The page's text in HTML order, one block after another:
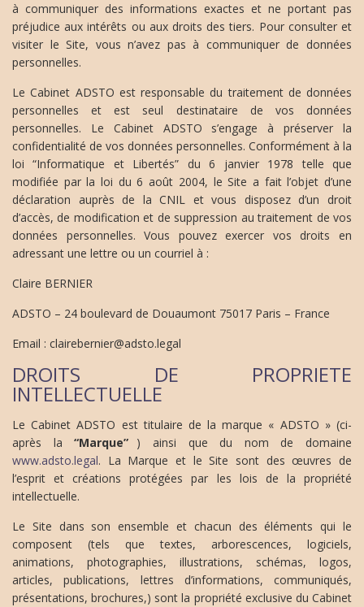
à communiquer des informations exactes et ne portant pas
préjudice aux intérêts ou aux droits des tiers. Pour consulter et
visiter le Site, vous n’avez pas à communiquer de données
personnelles.
Le Cabinet ADSTO est responsable du traitement de données
personnelles et est seul destinataire de vos données
personnelles. Le Cabinet ADSTO s’engage à préserver la
confidentialité de vos données personnelles. Conformément à la
loi “Informatique et Libertés” du 6 janvier 1978 telle que
modifiée par la loi du 6 août 2004, le Site a fait l’objet d’une
déclaration auprès de la CNIL et vous disposez d’un droit
d’accès, de modification et de suppression au traitement de vos
données personnelles. Vous pouvez exercer vos droits en
adressant une lettre ou un courriel à :
Claire BERNIER
ADSTO – 24 boulevard de Douaumont 75017 Paris – France
Email : clairebernier@adsto.legal
DROITS DE PROPRIETE
INTELLECTUELLE
Le Cabinet ADSTO est titulaire de la marque « ADSTO » (ci-
après la“Marque” ) ainsi que du nom de domaine
www.adsto.legal. La Marque et le Site sont des œuvres de
l’esprit et créations protégées par les lois de la propriété
intellectuelle.
Le Site dans son ensemble et chacun des éléments qui le
composent (tels que textes, arborescences, logiciels,
animations, photographies, illustrations, schémas, logos,
articles, publications, lettres d’informations, communiqués,
présentations, brochures,) sont la propriété exclusive du Cabinet